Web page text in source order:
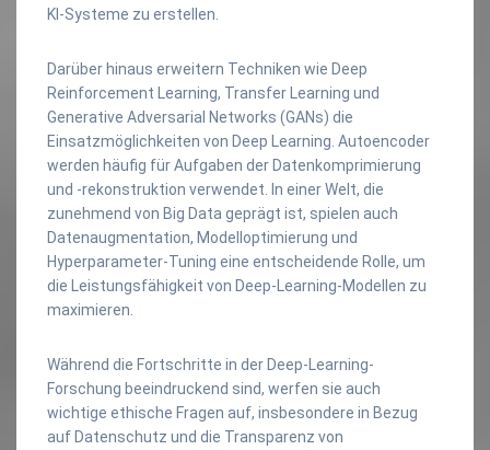
KI-Systeme zu erstellen.
Darüber hinaus erweitern Techniken wie Deep
Reinforcement Learning, Transfer Learning und
Generative Adversarial Networks (GANs) die
Einsatzmöglichkeiten von Deep Learning. Autoencoder
werden häufig für Aufgaben der Datenkomprimierung
und -rekonstruktion verwendet. In einer Welt, die
zunehmend von Big Data geprägt ist, spielen auch
Datenaugmentation, Modelloptimierung und
Hyperparameter-Tuning eine entscheidende Rolle, um
die Leistungsfähigkeit von Deep-Learning-Modellen zu
maximieren.
Während die Fortschritte in der Deep-Learning-
Forschung beeindruckend sind, werfen sie auch
wichtige ethische Fragen auf, insbesondere in Bezug
auf Datenschutz und die Transparenz von